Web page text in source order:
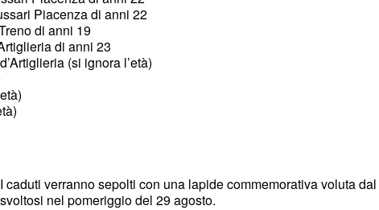
Piacenza di anni 22
di anni 19
di anni 23
(si ignora l’età)
I caduti verranno sepolti con una lapide commemorativa voluta
svoltosi nel pomeriggio del 29 agosto.